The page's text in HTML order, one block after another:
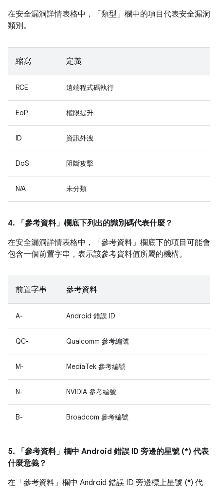
在安全漏洞詳情表格中，「類型」 欄中的項目代表安全漏洞
類別。
縮寫 定義
RCE 遠端程式碼執行
EoP 權限提升
ID 資訊外洩
DoS 阻斷攻擊
N/A 未分類
4. 「參考資料」 欄底下列出的識別碼代表什麼？
在安全漏洞詳情表格中，「參考資料」 欄底下的項目可能會
包含一個前置字串，表示該參考資料值所屬的機構。
前置字串 參考資料
A- Android 錯誤 ID
QC- Qualcomm 參考編號
M- MediaTek 參考編號
N- NVIDIA 參考編號
B- Broadcom 參考編號
5. 「參考資料」 欄中 Android 錯誤 ID 旁邊的星號 (*) 代表
什麼意義？
在「參考資料」 欄中 Android 錯誤 ID 旁邊標上星號 (*) 代